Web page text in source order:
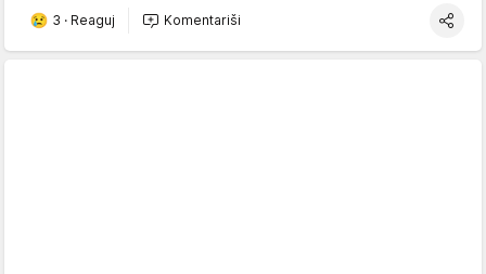
3 · Reaguj Komentariši